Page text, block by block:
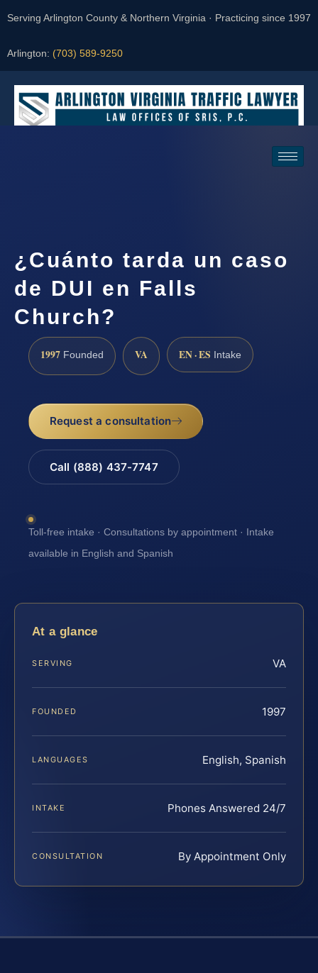
Serving Arlington County & Northern Virginia · Practicing since 1997
Arlington: (703) 589-9250
¿Cuánto tarda un caso
de DUI en Falls
Church?
1997 Founded VA EN · ES Intake
Request a consultation
Call (888) 437-7747
Toll-free intake · Consultations by appointment · Intake
available in English and Spanish
At a glance
SERVING VA
FOUNDED 1997
LANGUAGES English, Spanish
INTAKE Phones Answered 24/7
CONSULTATION By Appointment Only